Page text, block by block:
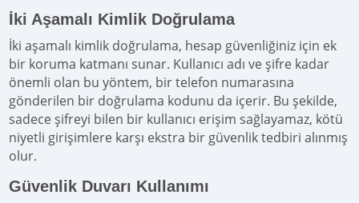
İki Aşamalı Kimlik Doğrulama
İki aşamalı kimlik doğrulama, hesap güvenliğiniz için ek
bir koruma katmanı sunar. Kullanıcı adı ve şifre kadar
önemli olan bu yöntem, bir telefon numarasına
gönderilen bir doğrulama kodunu da içerir. Bu şekilde,
sadece şifreyi bilen bir kullanıcı erişim sağlayamaz, kötü
niyetli girişimlere karşı ekstra bir güvenlik tedbiri alınmış
olur.
Güvenlik Duvarı Kullanımı